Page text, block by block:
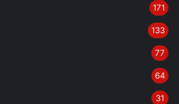
171
133
77
64
31